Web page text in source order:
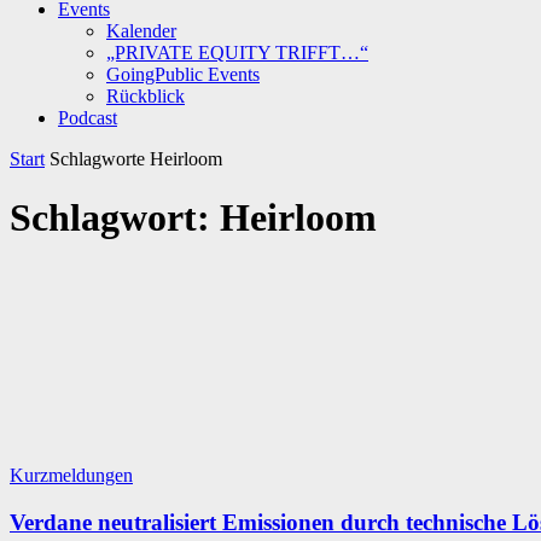
Events
Kalender
„PRIVATE EQUITY TRIFFT…“
GoingPublic Events
Rückblick
Podcast
Start Schlagworte Heirloom
Schlagwort: Heirloom
Kurzmeldungen
Verdane neutralisiert Emissionen durch technische